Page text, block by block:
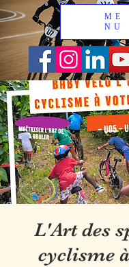
ME
NU
L'Art des
cyclisme